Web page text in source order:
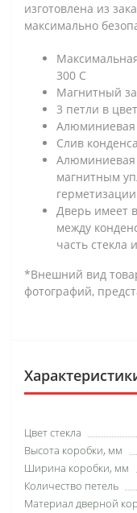
изготовлена из
максимально
300 С
Магнитный
3 петли в
Алюминиевая
Слив
Алюминиевая
магнитным
Дверь имеет
между
часть
*Внешний вид
фотографий,
Цвет стекла
Высота коробки, мм
Ширина коробки, мм
Количество петель
Материал дверной